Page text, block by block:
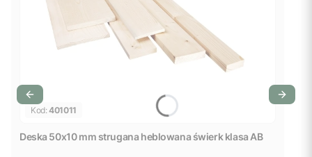
Kod:401011
Deska 50x10 mm strugana heblowana świerk klasa AB